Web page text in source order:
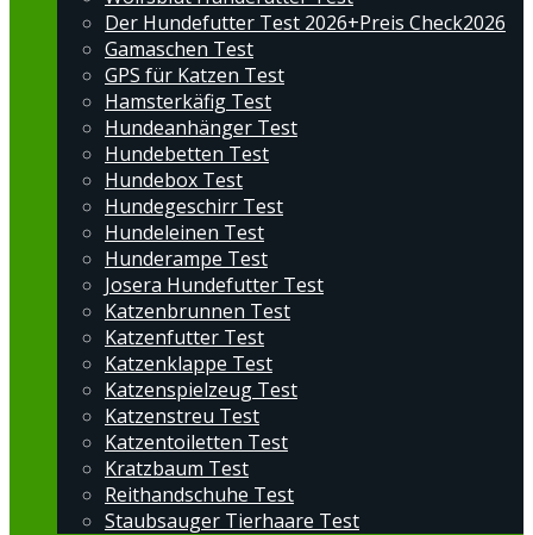
Der Hundefutter Test 2026+Preis Check2026
Gamaschen Test
GPS für Katzen Test
Hamsterkäfig Test
Hundeanhänger Test
Hundebetten Test
Hundebox Test
Hundegeschirr Test
Hundeleinen Test
Hunderampe Test
Josera Hundefutter Test
Katzenbrunnen Test
Katzenfutter Test
Katzenklappe Test
Katzenspielzeug Test
Katzenstreu Test
Katzentoiletten Test
Kratzbaum Test
Reithandschuhe Test
Staubsauger Tierhaare Test